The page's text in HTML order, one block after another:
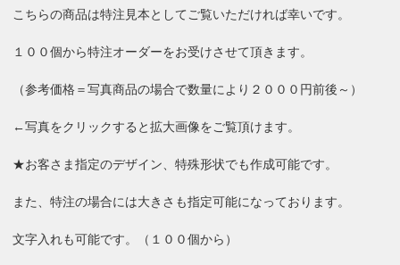
こちらの商品は特注見本としてご覧いただければ幸いです。
１００個から特注オーダーをお受けさせて頂きます。
（参考価格＝写真商品の場合で数量により２０００円前後～）
←写真をクリックすると拡大画像をご覧頂けます。
★お客さま指定のデザイン、特殊形状でも作成可能です。
また、特注の場合には大きさも指定可能になっております。
文字入れも可能です。（１００個から）